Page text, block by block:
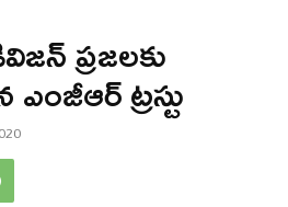
ప్ర‌జ‌ల‌కు
ట్ర‌స్టు